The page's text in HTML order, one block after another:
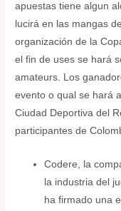
apuestas tiene algun
lucirá en las mangas
organización de la
el fin de uses se hará
amateurs. Los
evento o qual se hará
Ciudad Deportiva del
participantes de
Codere, la
la industria del
ha firmado una